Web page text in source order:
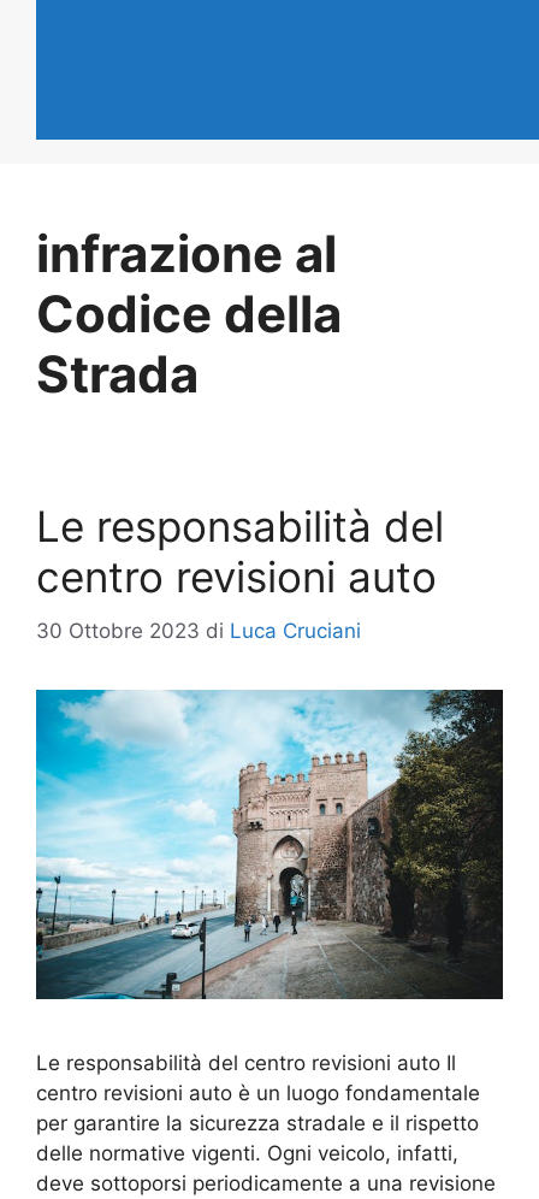
infrazione al
Codice della
Strada
Le responsabilità del
centro revisioni auto
30 Ottobre 2023 di Luca Cruciani
Le responsabilità del centro revisioni auto Il
centro revisioni auto è un luogo fondamentale
per garantire la sicurezza stradale e il rispetto
delle normative vigenti. Ogni veicolo, infatti,
deve sottoporsi periodicamente a una revisione